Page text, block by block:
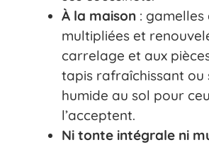
À la maison : gamelles
multipliées et
carrelage et aux
tapis rafraîchissant ou
humide au sol pour
l’acceptent.
Ni tonte intégrale ni